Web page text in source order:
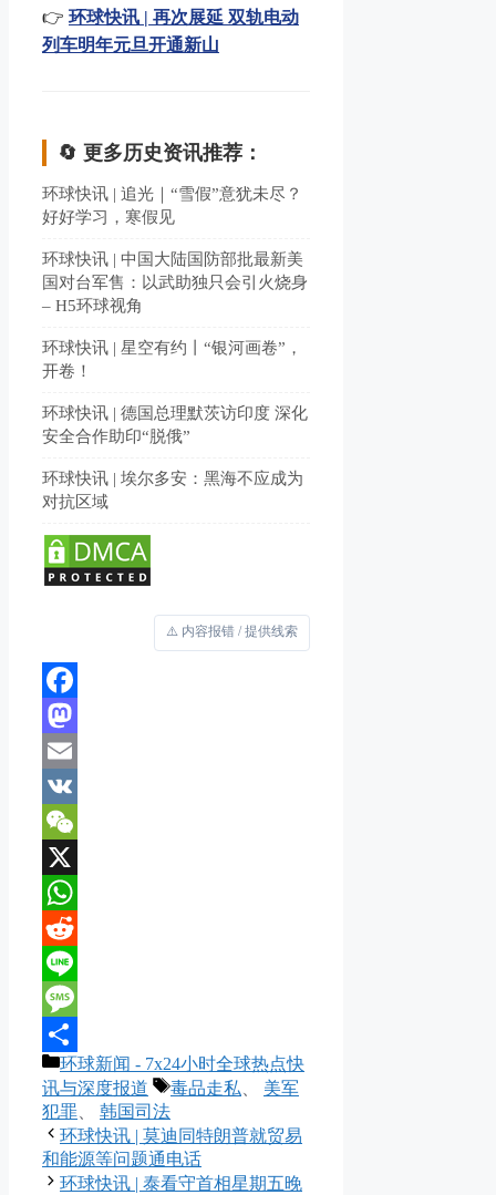
👉 环球快讯 | 再次展延 双轨电动
列车明年元旦开通新山
🔄 更多历史资讯推荐：
环球快讯 | 追光｜“雪假”意犹未尽？
好好学习，寒假见
环球快讯 | 中国大陆国防部批最新美
国对台军售：以武助独只会引火烧身
– H5环球视角
环球快讯 | 星空有约丨“银河画卷”，
开卷！
环球快讯 | 德国总理默茨访印度 深化
安全合作助印“脱俄”
环球快讯 | 埃尔多安：黑海不应成为
对抗区域
⚠️ 内容报错 / 提供线索
Facebook
Mastodon
Email
VK
WeChat
X
WhatsApp
Reddit
Line
Message
分
享
分
类
环球新闻 - 7x24小时全球热点快
讯与深度报道
标
签
毒品走私
美军
犯罪
韩国司法
环球快讯 | 莫迪同特朗普就贸易
和能源等问题通电话
环球快讯 | 泰看守首相星期五晚